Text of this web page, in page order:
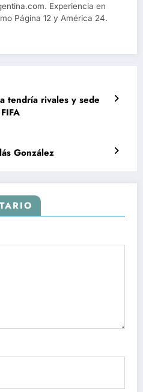
Experiencia en
Página 12 y América 24.
tendría rivales y sede
González